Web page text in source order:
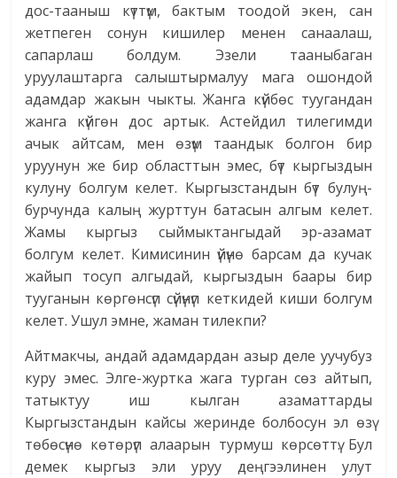
дос-тааныш күттүм, бактым тоодой экен, сан
жетпеген сонун кишилер менен санаалаш,
сапарлаш болдум. Эзели тааныбаган
уруулаштарга салыштырмалуу мага ошондой
адамдар жакын чыкты. Жанга күйбөс туугандан
жанга күйгөн дос артык. Астейдил тилегимди
ачык айтсам, мен өзүм таандык болгон бир
уруунун же бир областтын эмес, бүт кыргыздын
кулуну болгум келет. Кыргызстандын бүт булуң-
бурчунда калың журттун батасын алгым келет.
Жамы кыргыз сыймыктангыдай эр-азамат
болгум келет. Кимисинин үйүнө барсам да кучак
жайып тосуп алгыдай, кыргыздын баары бир
тууганын көргөнсүп сүйүнүп кеткидей киши болгум
келет. Ушул эмне, жаман тилекпи?
Айтмакчы, андай адамдардан азыр деле уучубуз
куру эмес. Элге-журтка жага турган сөз айтып,
татыктуу иш кылган азаматтарды
Кыргызстандын кайсы жеринде болбосун эл өзү
төбөсүнө көтөрүп алаарын турмуш көрсөттү. Бул
демек кыргыз эли уруу деңгээлинен улут